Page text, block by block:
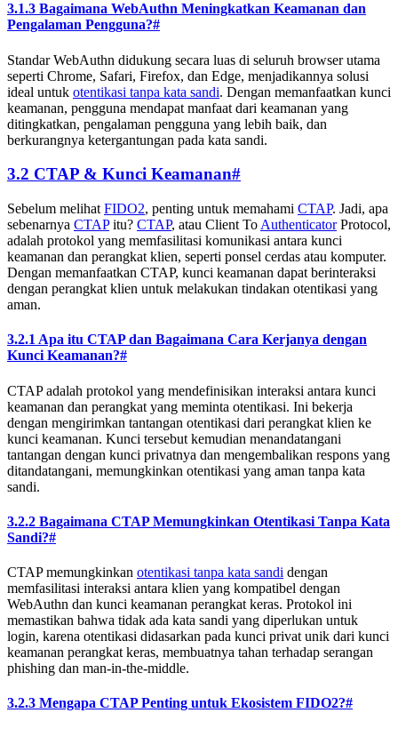
3.1.3 Bagaimana WebAuthn Meningkatkan Keamanan dan
Pengalaman Pengguna?#
Standar WebAuthn didukung secara luas di seluruh browser utama
seperti Chrome, Safari, Firefox, dan Edge, menjadikannya solusi
ideal untuk otentikasi tanpa kata sandi. Dengan memanfaatkan kunci
keamanan, pengguna mendapat manfaat dari keamanan yang
ditingkatkan, pengalaman pengguna yang lebih baik, dan
berkurangnya ketergantungan pada kata sandi.
3.2 CTAP & Kunci Keamanan#
Sebelum melihat FIDO2, penting untuk memahami CTAP. Jadi, apa
sebenarnya CTAPitu? CTAP, atau Client To AuthenticatorProtocol,
adalah protokol yang memfasilitasi komunikasi antara kunci
keamanan dan perangkat klien, seperti ponsel cerdas atau komputer.
Dengan memanfaatkan CTAP, kunci keamanan dapat berinteraksi
dengan perangkat klien untuk melakukan tindakan otentikasi yang
aman.
3.2.1 Apa itu CTAP dan Bagaimana Cara Kerjanya dengan
Kunci Keamanan?#
CTAP adalah protokol yang mendefinisikan interaksi antara kunci
keamanan dan perangkat yang meminta otentikasi. Ini bekerja
dengan mengirimkan tantangan otentikasi dari perangkat klien ke
kunci keamanan. Kunci tersebut kemudian menandatangani
tantangan dengan kunci privatnya dan mengembalikan respons yang
ditandatangani, memungkinkan otentikasi yang aman tanpa kata
sandi.
3.2.2 Bagaimana CTAP Memungkinkan Otentikasi Tanpa Kata
Sandi?#
CTAP memungkinkan otentikasi tanpa kata sandi dengan
memfasilitasi interaksi antara klien yang kompatibel dengan
WebAuthn dan kunci keamanan perangkat keras. Protokol ini
memastikan bahwa tidak ada kata sandi yang diperlukan untuk
login, karena otentikasi didasarkan pada kunci privat unik dari kunci
keamanan perangkat keras, membuatnya tahan terhadap serangan
phishing dan man-in-the-middle.
3.2.3 Mengapa CTAP Penting untuk Ekosistem FIDO2?#